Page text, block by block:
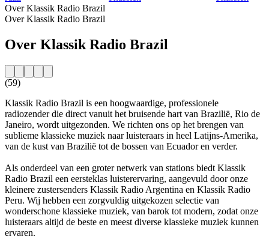
Over Klassik Radio Brazil
Over Klassik Radio Brazil
Over Klassik Radio Brazil
(59)
Klassik Radio Brazil is een hoogwaardige, professionele
radiozender die direct vanuit het bruisende hart van Brazilië, Rio de
Janeiro, wordt uitgezonden. We richten ons op het brengen van
sublieme klassieke muziek naar luisteraars in heel Latijns-Amerika,
van de kust van Brazilië tot de bossen van Ecuador en verder.
Als onderdeel van een groter netwerk van stations biedt Klassik
Radio Brazil een eersteklas luisterervaring, aangevuld door onze
kleinere zustersenders Klassik Radio Argentina en Klassik Radio
Peru. Wij hebben een zorgvuldig uitgekozen selectie van
wonderschone klassieke muziek, van barok tot modern, zodat onze
luisteraars altijd de beste en meest diverse klassieke muziek kunnen
ervaren.